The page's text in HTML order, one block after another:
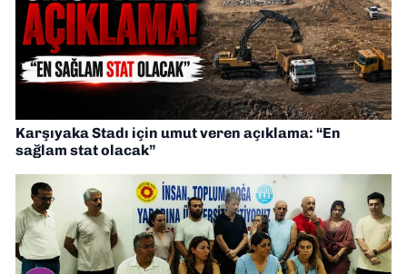
Karşıyaka Stadı için umut veren açıklama: “En
sağlam stat olacak”